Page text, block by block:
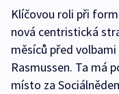
Klíčovou roli při
nová centristická
měsíců před
Rasmussen. Ta má
místo za